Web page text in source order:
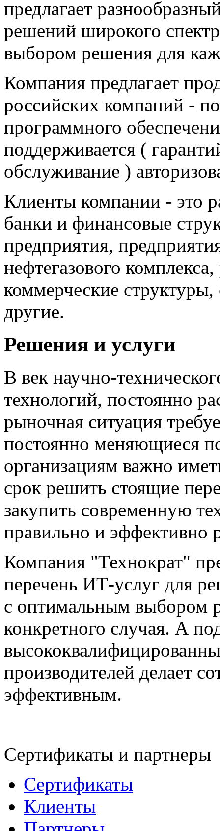
предлагает
решений широкого
выбором решения для
Компания предлагает
российских компаний -
программного
поддерживается (
обслуживание )
Клиенты компании - это
банки и финансовые
предприятия,
нефтегазового
коммерческие
другие.
Решения и услуги
В век научно-
технологий, постоянно
рыночная ситуация
постоянно меняющиеся
организациям важно
срок решить стоящие
закупить современную
правильно и эффективно
Компания "Технократ"
перечень ИТ-услуг для
с оптимальным выбором
конкретного случая. А
производителей делает
эффективным.
Сертификаты и партнеры
Сертификаты
Клиенты